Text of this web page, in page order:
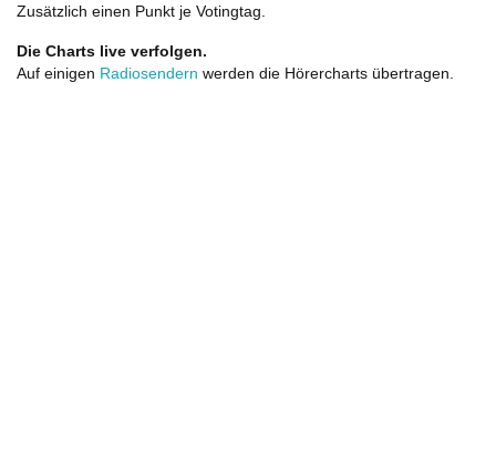
Zusätzlich einen Punkt je Votingtag.
Die Charts live verfolgen.
Auf einigen Radiosendern werden die Hörercharts übertragen.